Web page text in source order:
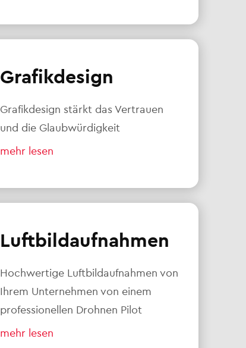
Grafikdesign
Grafikdesign stärkt das Vertrauen
und die Glaubwürdigkeit
mehr lesen
Luftbildaufnahmen
Hochwertige Luftbildaufnahmen von
Ihrem Unternehmen von einem
professionellen Drohnen Pilot
mehr lesen